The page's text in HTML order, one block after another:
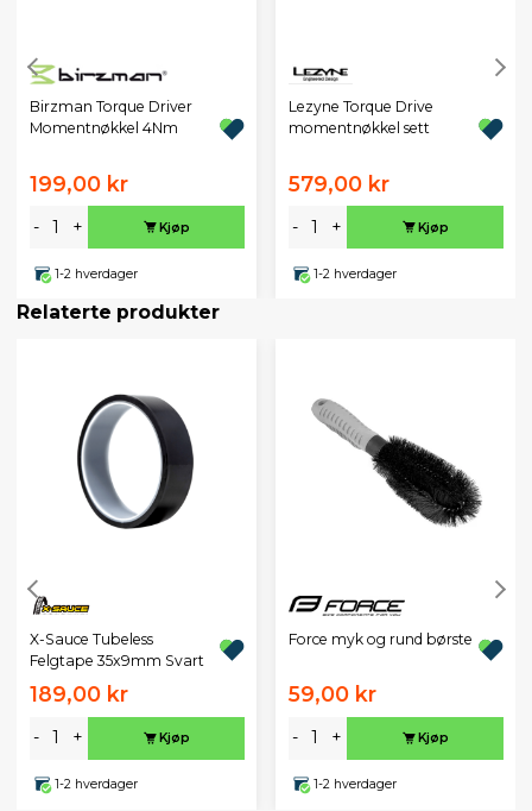
Birzman Torque Driver
Momentnøkkel 4Nm
199,00 kr
- + Kjøp
1-2 hverdager
Lezyne Torque Drive
momentnøkkel sett
579,00 kr
- + Kjøp
1-2 hverdager
Relaterte produkter
X-Sauce Tubeless
Felgtape 35x9mm Svart
189,00 kr
- + Kjøp
1-2 hverdager
Force myk og rund børste
59,00 kr
- + Kjøp
1-2 hverdager